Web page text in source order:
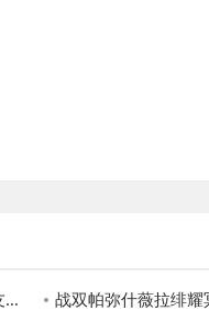
战双帕弥什薇拉绯耀冥